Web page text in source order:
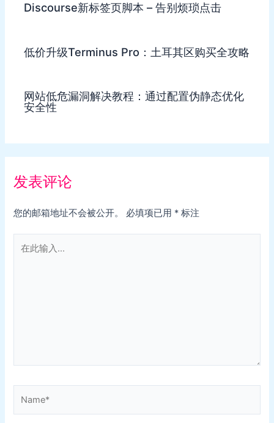
Discourse新标签页脚本 – 告别烦琐点击
低价升级Terminus Pro：土耳其区购买全攻略
网站低危漏洞解决教程：通过配置伪静态优化
安全性
发表评论
您的邮箱地址不会被公开。 必填项已用 * 标注